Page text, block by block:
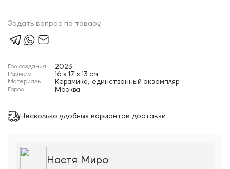
Задать вопрос по товару
Год создания 2023
Размер 16 x 17 x 13 см
Материалы Керамика, единственный экземпляр
Город Москва
Несколько удобных вариантов доставки
Настя Миро